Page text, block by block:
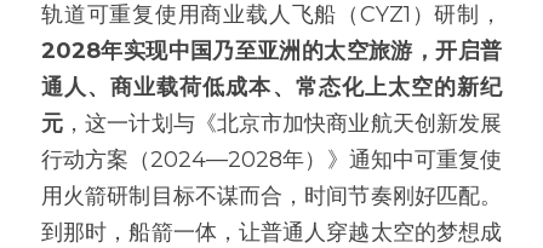
轨道可重复使用商业载人飞船（CYZ1）研制，
2028年实现中国乃至亚洲的太空旅游，开启普
通人、商业载荷低成本、常态化上太空的新纪
元 ，这一计划与《北京市加快商业航天创新发展
行动方案（2024—2028年）》通知中可重复使
用火箭研制目标不谋而合，时间节奏刚好匹配。
到那时，船箭一体，让普通人穿越太空的梦想成